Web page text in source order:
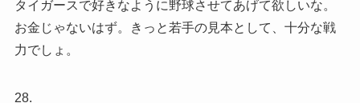
タイガースで好きなように野球させてあげて欲しいな。
お金じゃないはず。きっと若手の見本として、十分な戦
力でしょ。
28.